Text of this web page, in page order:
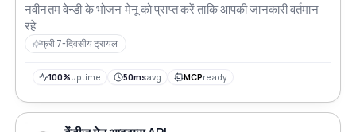
नवीनतम वेन्डी के भोजन मेनू को प्राप्त करें ताकि आपकी जानकारी वर्तमान
रहे
फ्री 7-दिवसीय ट्रायल
100%uptime 50msavg MCPready